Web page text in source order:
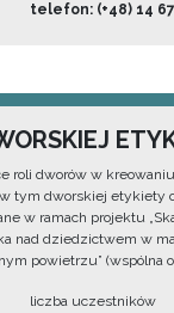
telefon: (+48) 14
roli dworów w
tym dworskiej etykiety
w ramach projektu
nad dziedzictwem w
powietrzu” (wspólna
liczba uczestników